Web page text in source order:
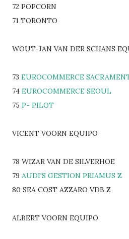
72 POPCORN
71 TORONTO
WOUT-JAN VAN DER SCHANS
73 EUROCOMMERCE
74 EUROCOMMERCE SEOUL
75 P- PILOT
VICENT VOORN EQUIPO
78 WIZAR VAN DE SILVERHOE
79 AUDI'S GESTION PRIAMUS Z
80 SEA COST AZZARO VDB Z
ALBERT VOORN EQUIPO